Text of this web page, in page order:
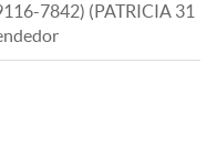
7842) (PATRICIA 31